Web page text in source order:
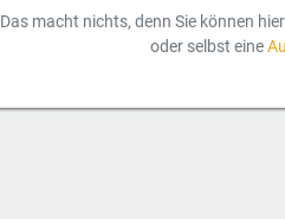
Das macht nichts, denn Sie können
oder selbst eine